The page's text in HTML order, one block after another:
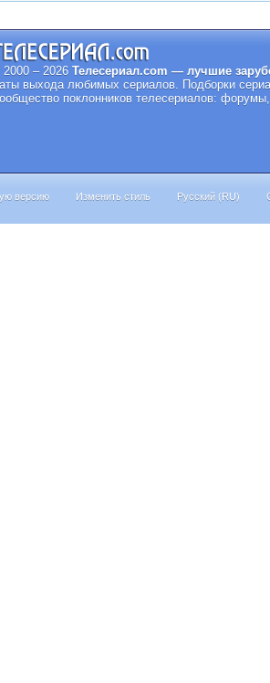
– 2026 Телесериал.com — лучшие
выхода любимых сериалов. Подборки
поклонников телесериалов:
версию Изменить стиль Русский (RU)